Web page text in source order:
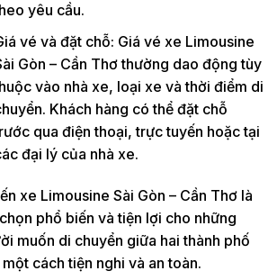
yêu cầu.
vé và đặt chỗ: Giá vé xe Limousine
Gòn – Cần Thơ thường dao động tùy
vào nhà xe, loại xe và thời điểm di
Khách hàng có thể đặt chỗ
qua điện thoại, trực tuyến hoặc tại
đại lý của nhà xe.
xe Limousine Sài Gòn – Cần Thơ là
phổ biến và tiện lợi cho những
muốn di chuyển giữa hai thành phố
một cách tiện nghi và an toàn.